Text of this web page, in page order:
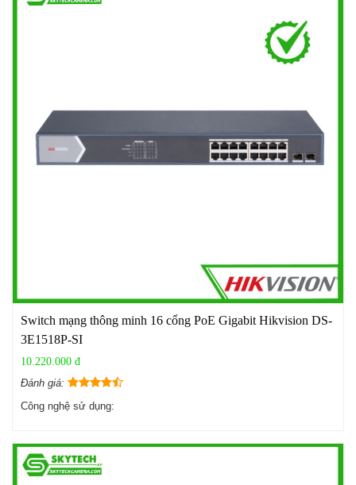
Switch mạng thông minh 16 cổng PoE Gigabit Hikvision DS-
3E1518P-SI
10.220.000 đ
Đánh giá:
Công nghệ sử dụng: